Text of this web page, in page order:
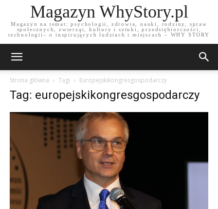
Magazyn WhyStory.pl
Magazyn na temat: psychologii, zdrowia, nauki, rodziny, spraw
społecznych, zwierząt, kultury i sztuki, przedsiębiorczości,
technologii– o inspirujących ludziach i miejscach – WHY STORY
Strona główna Tagi Europejskikongresgospodarczy
Tag: europejskikongresgospodarczy